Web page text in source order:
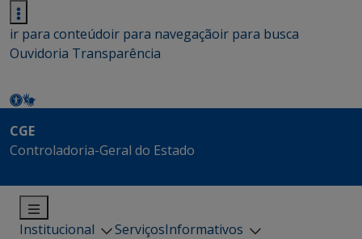
ir para conteúdoir para navegaçãoir para busca
Ouvidoria Transparência
CGE
Controladoria-Geral do Estado
Institucional ServiçosInformativos